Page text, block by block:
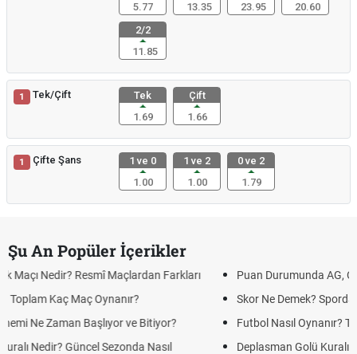
5.77
13.35
23.95
20.60
2/2
11.85
1 Tek/Çift
Tek
1.69
Çift
1.66
1 Çifte Şans
1 ve 0
1.00
1 ve 2
1.00
0 ve 2
1.79
Şu An Popüler İçerikler
Puan Durumunda AG, OM ve Diğer Kısaltmalar Ne Anlama Gelir?
Skor Ne Demek? Sporda Skor ve Sonuç Kavramları
Futbol Nasıl Oynanır? Temel Futbol Kuralları
Deplasman Golü Kuralı Nedir? Hangi Organizasyonlarda